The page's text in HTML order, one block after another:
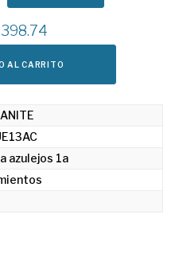
398.74
AL CARRITO
azulejos 1a